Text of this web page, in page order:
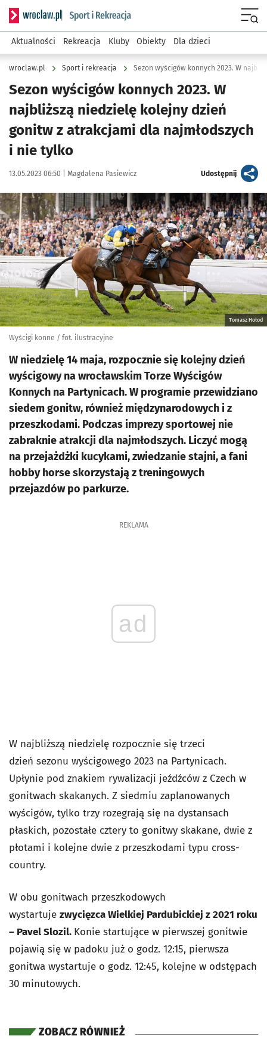
Serwis informacyjny wroclaw.pl podserwis: Sport i rekreacja
Aktualności Rekreacja Kluby Obiekty Dla dzieci
wroclaw.pl Sport i rekreacja
Sezon wyścigów konnych 2023. W
najbliższą niedzielę kolejny dzień
gonitw z atrakcjami dla najmłodszych
i nie tylko
Data publikacji:
13.05.2023 06:50 | Autor:
Magdalena Pasiewicz Udostępnijartykuł
Kliknij, aby powiększyć
Tomasz Hołod
Wyścigi konne / fot. ilustracyjne
W niedzielę 14 maja, rozpocznie się kolejny dzień
wyścigowy na wrocławskim Torze Wyścigów
Konnych na Partynicach. W programie przewidziano
siedem gonitw, również międzynarodowych i z
przeszkodami. Podczas imprezy sportowej nie
zabraknie atrakcji dla najmłodszych. Liczyć mogą
na przejażdżki kucykami, zwiedzanie stajni, a fani
hobby horse skorzystają z treningowych
przejazdów po parkurze.
REKLAMA
ad
W najbliższą niedzielę rozpocznie się trzeci
dzień sezonu wyścigowego 2023 na Partynicach.
Upłynie pod znakiem rywalizacji jeźdźców z Czech w
gonitwach skakanych. Z siedmiu zaplanowanych
wyścigów, tylko trzy rozegrają się na dystansach
płaskich, pozostałe cztery to gonitwy skakane, dwie z
płotami i kolejne dwie z przeszkodami typu cross-
country.
W obu gonitwach przeszkodowych
wystartuje zwycięzca Wielkiej Pardubickiej z 2021 roku
– Pavel Slozil. Konie startujące w pierwszej gonitwie
pojawią się w padoku już o godz. 12:15, pierwsza
gonitwa wystartuje o godz. 12:45, kolejne w odstępach
30 minutowych.
ZOBACZ RÓWNIEŻ